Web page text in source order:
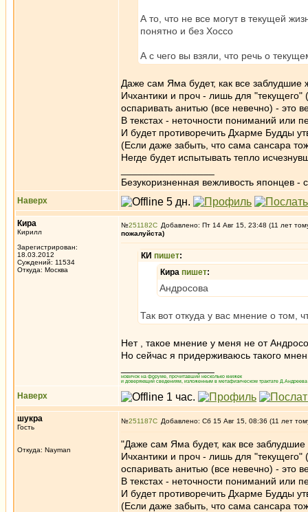
А то, что не все могут в текущей
понятно и без Хоссо
А с чего вы взяли, что речь о
Даже сам Яма будет, как все заблудшие
Ичхантики и проч - лишь для
оспаривать анитью (все невечно) - это
В текстах - неточности пониманий или
И будет противоречить Дхарме Будды
(Если даже забыть, что сама сансара
Негде будет испытывать тепло
Безукоризненная вежливость японцев -
Наверх
Кира
Кирилл
Зарегистрирован:
18.03.2012
Суждений: 11534
Откуда: Москва
№251182
Добавлено: Пт 14 Авг 15, 23:48 (11 лет
пожалуйста)
КИ пишет:
Кира пишет:
Андросова
Так вот откуда у вас мнение о том,
Нет , такое мнение у меня не от
Но сейчас я придерживаюсь такого
новичок на форуме, прочитавший несколько книжек
и доверяющий сведениям, изложенным в метафизическом трактате
Наверх
шукра
Гость
Откуда: Nayman
№251187 Добавлено: Сб 15 Авг 15, 08:36 (11 лет
"Даже сам Яма будет, как все
Ичхантики и проч - лишь для
оспаривать анитью (все невечно) - это
В текстах - неточности пониманий или
И будет противоречить Дхарме Будды
(Если даже забыть, что сама сансара